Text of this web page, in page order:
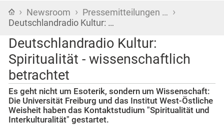
Startseite
› Newsroom › Pressemitteilungen … ›
Deutschlandradio Kultur: …
Deutschlandradio Kultur:
Spiritualität - wissenschaftlich
betrachtet
Es geht nicht um Esoterik, sondern um Wissenschaft:
Die Universität Freiburg und das Institut West-Östliche
Weisheit haben das Kontaktstudium "Spiritualität und
Interkulturalität" gestartet.